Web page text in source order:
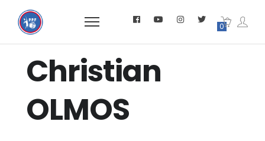
0
Christian
OLMOS